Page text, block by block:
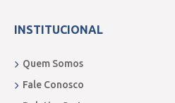
INSTITUCIONAL
Quem Somos
Fale Conosco